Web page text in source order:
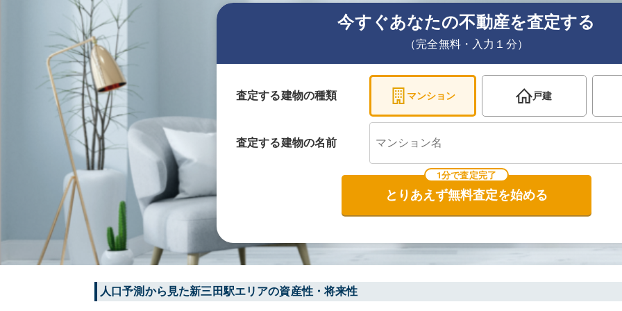
今すぐあなたの不動産を査定する
（完全無料・入力１分）
査定する建物の種類 マンション 戸建
査定する建物の名前
1分で査定完了
とりあえず無料査定を始める
人口予測から見た新三田駅エリアの資産性・将来性